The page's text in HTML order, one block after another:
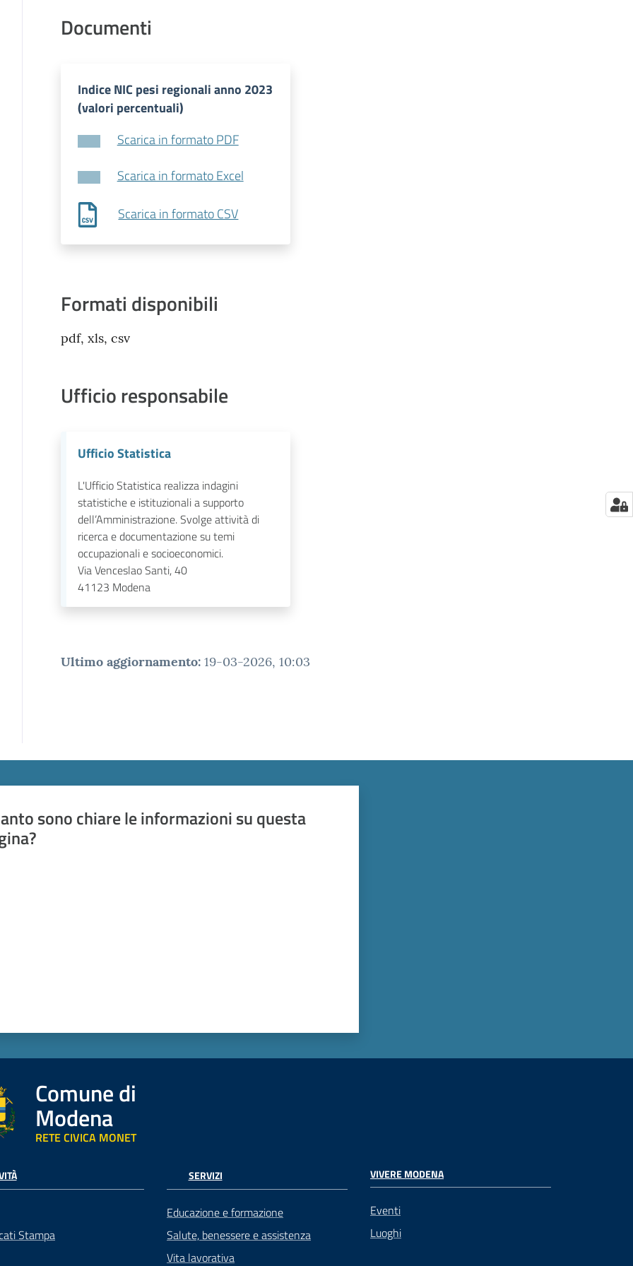
Documenti
Indice NIC pesi regionali anno 2023
(valori percentuali)
Scarica in formato PDF
Scarica in formato Excel
Scarica in formato CSV
Formati disponibili
pdf, xls, csv
Ufficio responsabile
Ufficio Statistica
L'Ufficio Statistica realizza indagini
statistiche e istituzionali a supporto
dell’Amministrazione. Svolge attività di
ricerca e documentazione su temi
occupazionali e socioeconomici.
Via Venceslao Santi, 40
41123 Modena
Ultimo aggiornamento: 19-03-2026, 10:03
sono chiare le informazioni su questa
Comune di
Modena
RETE CIVICA MONET
Stampa
SERVIZI
Educazione e formazione
Salute, benessere e assistenza
Vita lavorativa
VIVERE MODENA
Eventi
Luoghi